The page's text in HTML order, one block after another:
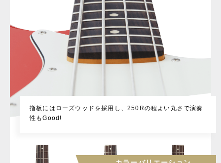
指板にはローズウッドを採用し、250Rの程よい丸さで演奏
性もGood!